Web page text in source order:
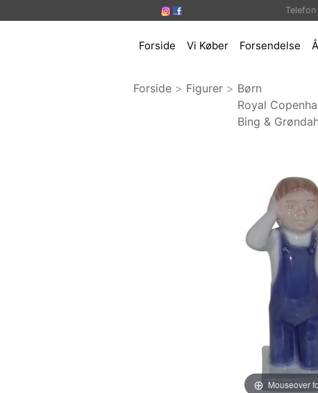
Forside Vi Køber Forsendelse
Forside > Figurer > Børn
Royal
Bing &
Mouseover